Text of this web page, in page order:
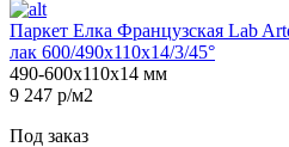
Паркет Елка Французская Lab
лак 600/490х110х14/3/45°
490-600х110х14 мм
9 247 р/м2
Под заказ